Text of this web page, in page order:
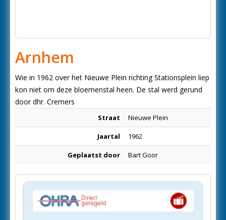
Arnhem
Wie in 1962 over het Nieuwe Plein richting Stationsplein liep
kon niet om deze bloemenstal heen. De stal werd gerund
door dhr. Cremers
Straat Nieuwe Plein
Jaartal 1962
Geplaatst door Bart Goor